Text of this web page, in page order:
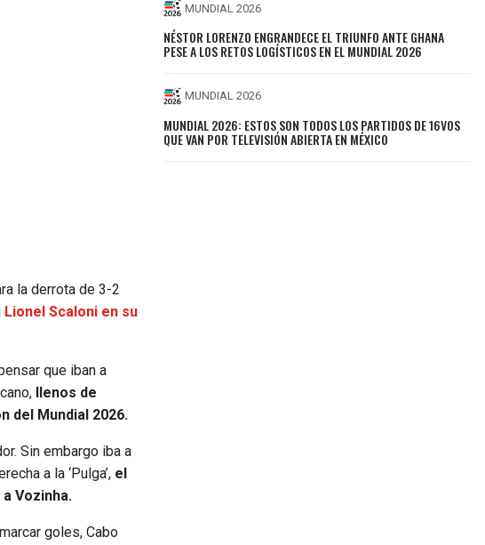
la derrota de 3-2
Lionel Scaloni en su
que iban a
llenos de
del Mundial 2026.
Sin embargo iba a
a la ‘Pulga’, el
Vozinha.
goles, Cabo
MUNDIAL 2026
NÉSTOR LORENZO ENGRANDECE EL TRIUNFO ANTE GHANA
PESE A LOS RETOS LOGÍSTICOS EN EL MUNDIAL 2026
MUNDIAL 2026
MUNDIAL 2026: ESTOS SON TODOS LOS PARTIDOS DE 16VOS
QUE VAN POR TELEVISIÓN ABIERTA EN MÉXICO